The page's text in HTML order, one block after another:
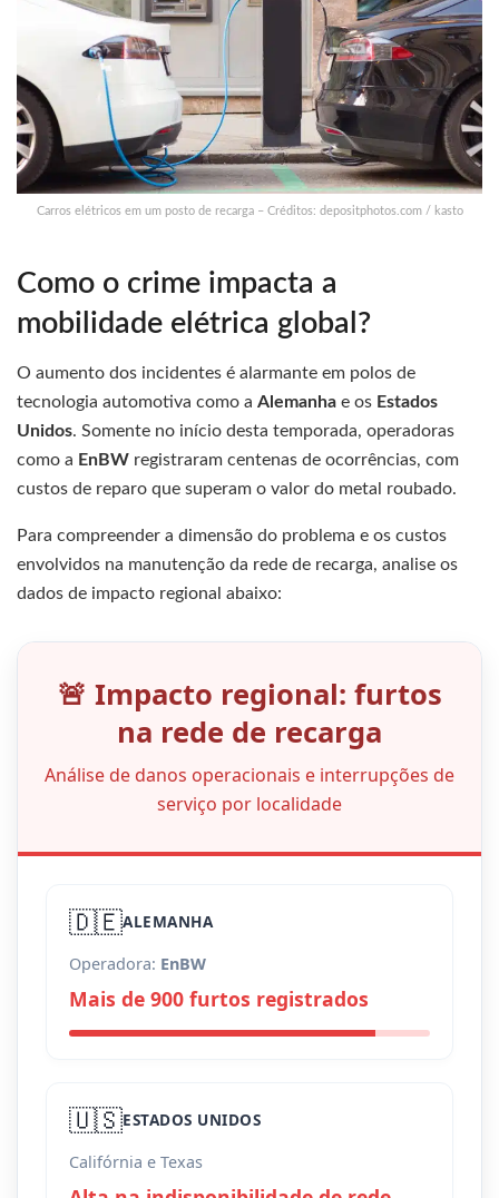
Carros elétricos em um posto de recarga – Créditos: depositphotos.com / kasto
Como o crime impacta a
mobilidade elétrica global?
O aumento dos incidentes é alarmante em polos de
tecnologia automotiva como a Alemanha e os Estados
Unidos. Somente no início desta temporada, operadoras
como a EnBW registraram centenas de ocorrências, com
custos de reparo que superam o valor do metal roubado.
Para compreender a dimensão do problema e os custos
envolvidos na manutenção da rede de recarga, analise os
dados de impacto regional abaixo:
🚨 Impacto regional: furtos
na rede de recarga
Análise de danos operacionais e interrupções de
serviço por localidade
🇩🇪ALEMANHA
Operadora: EnBW
Mais de 900 furtos registrados
🇺🇸ESTADOS UNIDOS
Califórnia e Texas